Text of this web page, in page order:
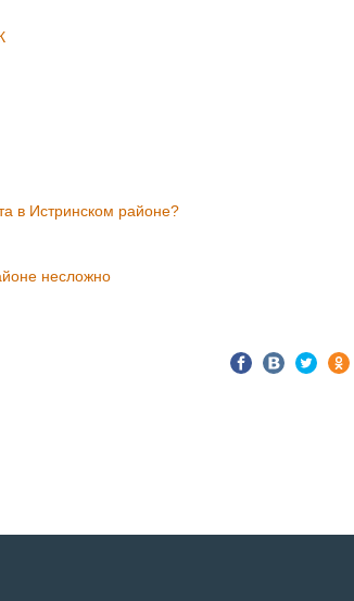
в Истринском районе?
несложно